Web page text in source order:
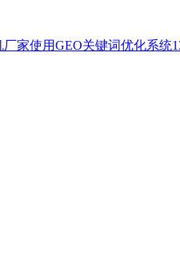
家使用GEO关键词优化系统